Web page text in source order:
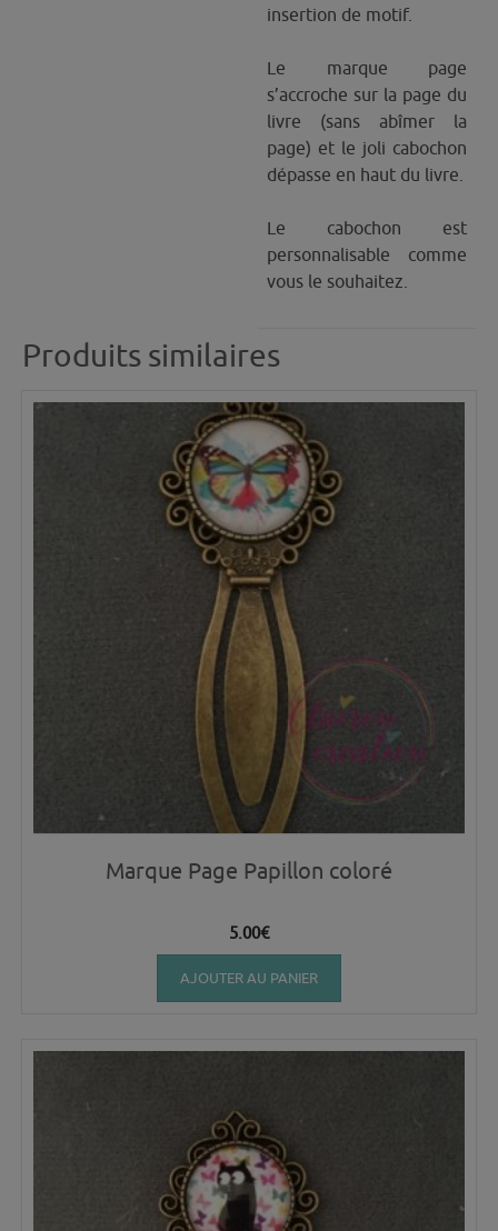
insertion de motif.
Le marque page
s’accroche sur la page du
livre (sans abîmer la
page) et le joli cabochon
dépasse en haut du livre.
Le cabochon est
personnalisable comme
vous le souhaitez.
Produits similaires
Marque Page Papillon coloré
5.00€
AJOUTER AU PANIER